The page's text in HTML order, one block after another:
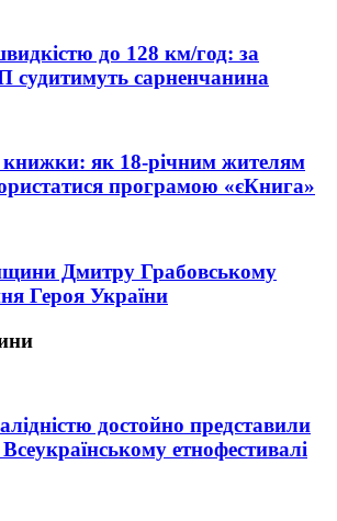
до 128 км/год: за
судитимуть сарненчанина
книжки: як 18-річним жителям
програмою «єКнига»
Дмитру Грабовському
Героя України
достойно представили
етнофестивалі